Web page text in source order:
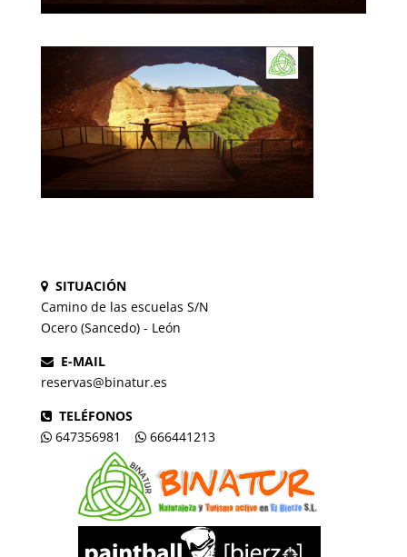
SITUACIÓN
Camino de las escuelas S/N
Ocero (Sancedo) - León
E-MAIL
reservas@binatur.es
TELÉFONOS
647356981
666441213